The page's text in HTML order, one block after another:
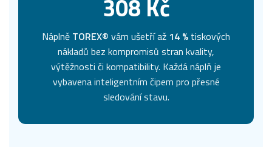
308 Kč
Náplně TOREX® vám ušetří až 14 % tiskových
nákladů bez kompromisů stran kvality,
výtěžnosti či kompatibility. Každá náplň je
vybavena inteligentním čipem pro přesné
sledování stavu.